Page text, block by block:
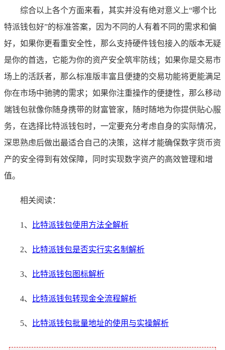
综合以上各个方面来看，其实并没有绝对意义上“哪个比
特派钱包好”的标准答案，因为不同的人有着不同的需求和偏
好，如果你更看重安全性，那么支持硬件钱包接入的版本无疑
是你的首选，它能为你的资产安全筑牢防线；如果你是交易市
场上的活跃者，那么标准版丰富且便捷的交易功能将更能满足
你在市场中驰骋的需求；如果你注重操作的便捷性，那么移动
端钱包就像你随身携带的财富管家，随时随地为你提供贴心服
务，在选择比特派钱包时，一定要充分考虑自身的实际情况，
深思熟虑后做出最适合自己的决策，这样才能确保数字货币资
产的安全得到有效保障，同时实现数字资产的高效管理和增
值。
相关阅读：
1、 比特派钱包使用方法全解析
2、 比特派钱包是否实行实名制解析
3、 比特派钱包图标解析
4、 比特派钱包转现金全流程解析
5、 比特派钱包批量地址的使用与实操解析